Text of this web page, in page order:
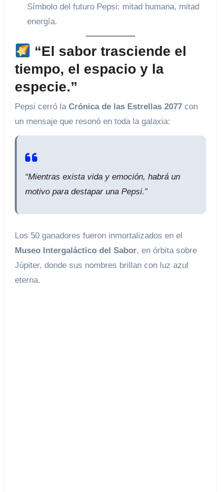
Símbolo del futuro Pepsi: mitad humana, mitad
energía.
“El sabor trasciende el
tiempo, el espacio y la
especie.”
Pepsi cerró la Crónica de las Estrellas 2077con
un mensaje que resonó en toda la galaxia:
“Mientras exista vida y emoción, habrá un
motivo para destapar una Pepsi.”
Los 50 ganadores fueron inmortalizados en el
Museo Intergaláctico del Sabor, en órbita sobre
Júpiter, donde sus nombres brillan con luz azul
eterna.